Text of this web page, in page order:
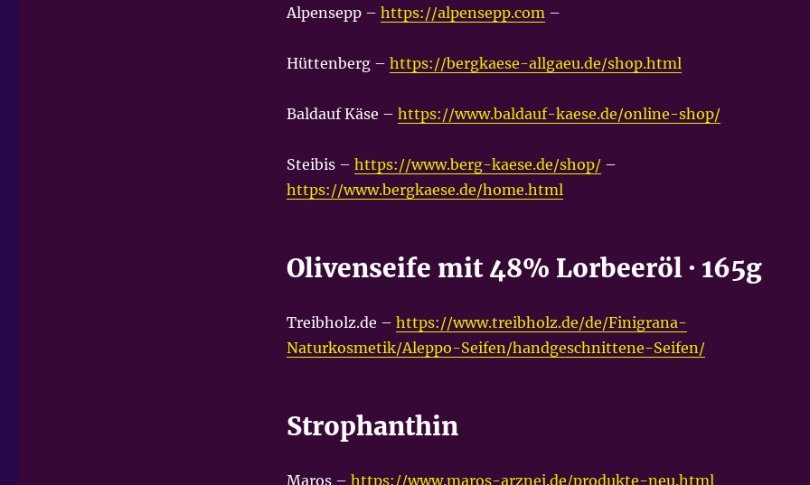
Alpensepp – https://alpensepp.com –
Hüttenberg – https://bergkaese-allgaeu.de/shop.html
Baldauf Käse – https://www.baldauf-kaese.de/online-shop/
Steibis – https://www.berg-kaese.de/shop/–
https://www.bergkaese.de/home.html
Olivenseife mit 48% Lorbeeröl · 165g
Treibholz.de – https://www.treibholz.de/de/Finigrana-
Naturkosmetik/Aleppo-Seifen/handgeschnittene-Seifen/
Strophanthin
Maros – https://www.maros-arznei.de/produkte-neu.html